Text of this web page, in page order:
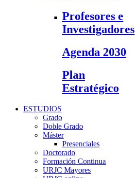
Profesores e
Investigadores
Agenda 2030
Plan
Estratégico
ESTUDIOS
Grado
Doble Grado
Máster
Presenciales
Doctorado
Formación Continua
URJC Mayores